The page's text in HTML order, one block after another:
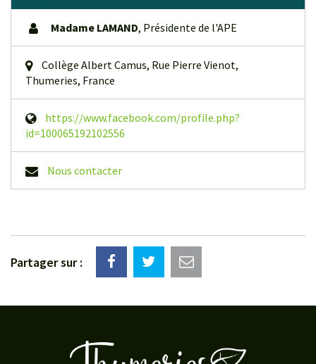
Madame LAMAND, Présidente de l'APE
Collège Albert Camus, Rue Pierre Vienot,
Thumeries, France
https://www.facebook.com/profile.php?
id=100065192102556
Nous contacter
Partager sur :